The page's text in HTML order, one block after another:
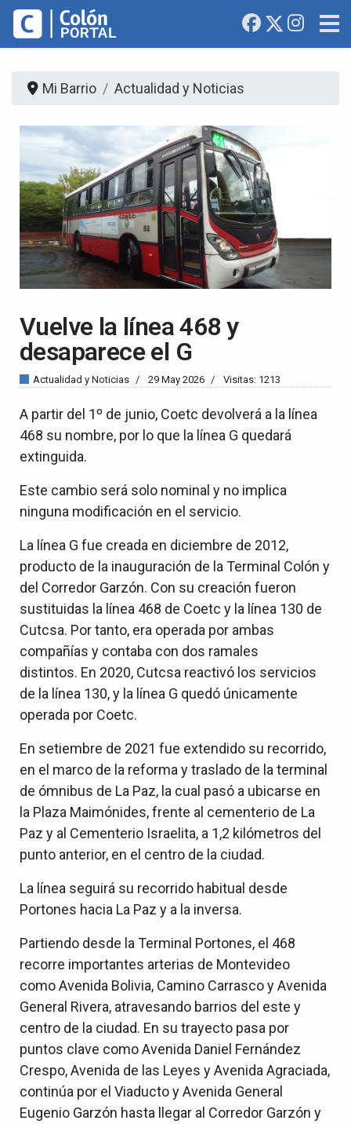
Mi Barrio Actualidad y Noticias
Vuelve la línea 468 y
desaparece el G
Actualidad y Noticias 29 May 2026 Visitas: 1213
A partir del 1º de junio, Coetc devolverá a la línea
468 su nombre, por lo que la línea G quedará
extinguida.
Este cambio será solo nominal y no implica
ninguna modificación en el servicio.
La línea G fue creada en diciembre de 2012,
producto de la inauguración de la Terminal Colón y
del Corredor Garzón. Con su creación fueron
sustituidas la línea 468 de Coetc y la línea 130 de
Cutcsa. Por tanto, era operada por ambas
compañías y contaba con dos ramales
distintos. En 2020, Cutcsa reactivó los servicios
de la línea 130, y la línea G quedó únicamente
operada por Coetc.
En setiembre de 2021 fue extendido su recorrido,
en el marco de la reforma y traslado de la terminal
de ómnibus de La Paz, la cual pasó a ubicarse en
la Plaza Maimónides, frente al cementerio de La
Paz y al Cementerio Israelita, a 1,2 kilómetros del
punto anterior, en el centro de la ciudad.
La línea seguirá su recorrido habitual desde
Portones hacia La Paz y a la inversa.
Partiendo desde la Terminal Portones, el 468
recorre importantes arterias de Montevideo
como Avenida Bolivia, Camino Carrasco y Avenida
General Rivera, atravesando barrios del este y
centro de la ciudad. En su trayecto pasa por
puntos clave como Avenida Daniel Fernández
Crespo, Avenida de las Leyes y Avenida Agraciada,
continúa por el Viaducto y Avenida General
Eugenio Garzón hasta llegar al Corredor Garzón y